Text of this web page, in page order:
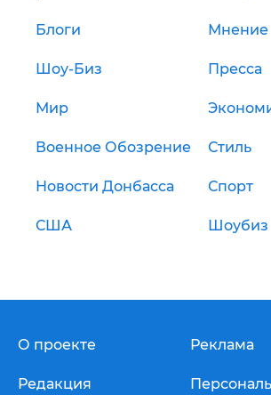
Блоги Мнение
Шоу-Биз Пресса
Мир
Военное Обозрение Стиль
Новости Донбасса Спорт
США Шоубиз
О проекте
Редакция
Реклама